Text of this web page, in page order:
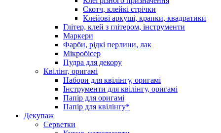
Скотч, клейкі стрічки
Клейові аркуші, крапки, квадратики
Глітер, клей з глітером, інструменти
Маркери
Фарби, рідкі перлини, лак
Мікробісер
Пудра для декору
Квілінг, оригамі
Набори для квілінгу, оригамі
Інструменти для квілінгу, оригамі
Папір для оригамі
Папір для квілінгу*
Декупаж
Серветки